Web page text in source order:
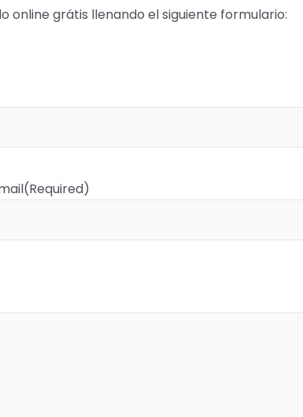
online grátis llenando el siguiente formulario:
(Required)